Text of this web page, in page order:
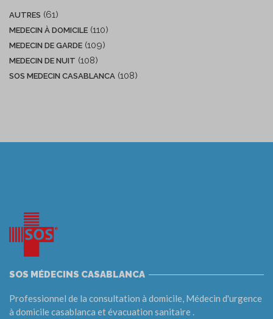
AUTRES (61)
MEDECIN À DOMICILE (110)
MEDECIN DE GARDE (109)
MEDECIN DE NUIT (108)
SOS MEDECIN CASABLANCA (108)
SOS MÉDECINS CASABLANCA
Professionnel de la consultation à domicile, Médecin d'urgence
à domicile casablanca et évacuation sanitaire .